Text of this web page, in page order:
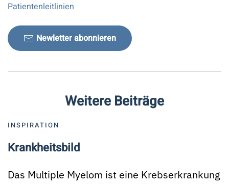
Patientenleitlinien
Newletter abonnieren
Weitere Beiträge
INSPIRATION
Krankheitsbild
Das Multiple Myelom ist eine Krebserkrankung